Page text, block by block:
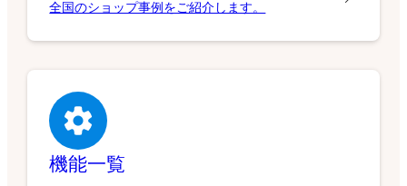
全国のショップ事例をご紹介します。
機能一覧